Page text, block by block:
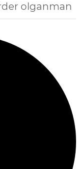
olganman